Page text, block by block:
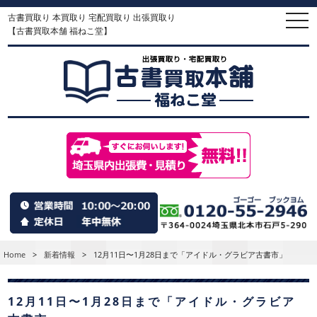
古書買取り 本買取り 宅配買取り 出張買取り
【古書買取本舗 福ねこ堂】
Home > 新着情報 > 12月11日〜1月28日まで「アイドル・グラビア古書市」
12月11日〜1月28日まで「アイドル・グラビア